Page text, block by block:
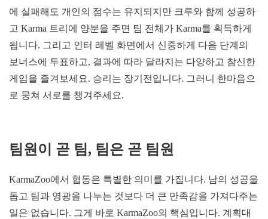
에 실패해도 개인의 점수는 유지되지만 크루와 함께 성공하
고 Karma 트리에 양분을 주면 팀 전체가 Karma를 획득하게
됩니다. 그리고 인터 레벨 화면에서 신중하게 다음 단계의
보너스에 투표하고, 결과에 따라 달라지는 다양하고 참신한
게임을 즐겨보세요. 승리는 장기전입니다. 그러니 한마음으
로 뭉쳐 서로를 챙겨주세요.
팀원이 곧 팀, 팀은 곧 팀원
KarmaZoo에서 협동은 특별한 의미를 가집니다. 남의 성공을
돕고 팀과 영광을 나누는 것보다 더 큰 만족감을 가져다주는
일은 없습니다. 그게 바로 KarmaZoo의 핵심입니다. 계획대